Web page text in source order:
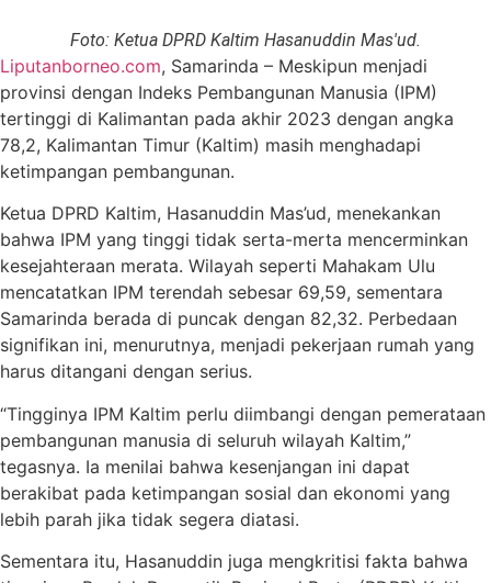
Foto: Ketua DPRD Kaltim Hasanuddin Mas'ud.
Liputanborneo.com, Samarinda – Meskipun menjadi
provinsi dengan Indeks Pembangunan Manusia (IPM)
tertinggi di Kalimantan pada akhir 2023 dengan angka
78,2, Kalimantan Timur (Kaltim) masih menghadapi
ketimpangan pembangunan.
Ketua DPRD Kaltim, Hasanuddin Mas’ud, menekankan
bahwa IPM yang tinggi tidak serta-merta mencerminkan
kesejahteraan merata. Wilayah seperti Mahakam Ulu
mencatatkan IPM terendah sebesar 69,59, sementara
Samarinda berada di puncak dengan 82,32. Perbedaan
signifikan ini, menurutnya, menjadi pekerjaan rumah yang
harus ditangani dengan serius.
“Tingginya IPM Kaltim perlu diimbangi dengan pemerataan
pembangunan manusia di seluruh wilayah Kaltim,”
tegasnya. Ia menilai bahwa kesenjangan ini dapat
berakibat pada ketimpangan sosial dan ekonomi yang
lebih parah jika tidak segera diatasi.
Sementara itu, Hasanuddin juga mengkritisi fakta bahwa